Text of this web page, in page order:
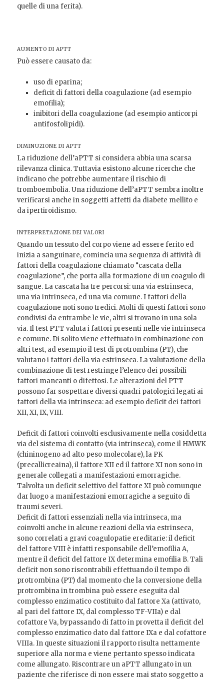
quelle di una ferita).
AUMENTO DI APTT
Può essere causato da:
uso di eparina;
deficit di fattori della coagulazione (ad esempio
emofilia);
inibitori della coagulazione (ad esempio anticorpi
antifosfolipidi).
DIMINUZIONE DI APTT
La riduzione dell’aPTT si considera abbia una scarsa
rilevanza clinica. Tuttavia esistono alcune ricerche che
indicano che potrebbe aumentare il rischio di
tromboembolia. Una riduzione dell’aPTT sembra inoltre
verificarsi anche in soggetti affetti da diabete mellito e
da ipertiroidismo.
INTERPRETAZIONE DEI VALORI
Quando un tessuto del corpo viene ad essere ferito ed
inizia a sanguinare, comincia una sequenza di attività di
fattori della coagulazione chiamato “cascata della
coagulazione”, che porta alla formazione di un coagulo di
sangue. La cascata ha tre percorsi: una via estrinseca,
una via intrinseca, ed una via comune. I fattori della
coagulazione noti sono tredici. Molti di questi fattori sono
condivisi da entrambe le vie, altri si trovano in una sola
via. Il test PTT valuta i fattori presenti nelle vie intrinseca
e comune. Di solito viene effettuato in combinazione con
altri test, ad esempio il test di protrombina (PT), che
valutano i fattori della via estrinseca. La valutazione della
combinazione di test restringe l’elenco dei possibili
fattori mancanti o difettosi. Le alterazioni del PTT
possono far sospettare diversi quadri patologici legati ai
fattori della via intrinseca: ad esempio deficit dei fattori
XII, XI, IX, VIII.
Deficit di fattori coinvolti esclusivamente nella cosiddetta
via del sistema di contatto (via intrinseca), come il HMWK
(chininogeno ad alto peso molecolare), la PK
(precallicreaina), il fattore XII ed il fattore XI non sono in
generale collegati a manifestazioni emorragiche.
Talvolta un deficit selettivo del fattore XI può comunque
dar luogo a manifestazioni emorragiche a seguito di
traumi severi.
Deficit di fattori essenziali nella via intrinseca, ma
coinvolti anche in alcune reazioni della via estrinseca,
sono correlati a gravi coagulopatie ereditarie: il deficit
del fattore VIII è infatti responsabile dell’emofilia A,
mentre il deficit del fattore IX determina emofilia B. Tali
deficit non sono riscontrabili effettuando il tempo di
protrombina (PT) dal momento che la conversione della
protrombina in trombina può essere eseguita dal
complesso enzimatico costituito dal fattore Xa (attivato,
al pari del fattore IX, dal complesso TF-VIIa) e dal
cofattore Va, bypassando di fatto in provetta il deficit del
complesso enzimatico dato dal fattore IXa e dal cofattore
VIIIa. In queste situazioni il rapporto risulta nettamente
superiore alla norma e viene pertanto spesso indicata
come allungato. Riscontrare un aPTT allungato in un
paziente che riferisce di non essere mai stato soggetto a